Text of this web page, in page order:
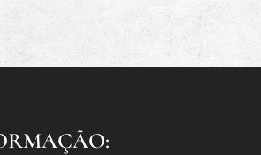
Rota em relevo
40x20cm
80x40cm